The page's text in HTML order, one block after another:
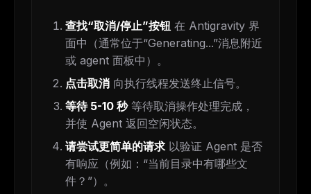
查找“取消/停止”按钮 在 Antigravity 界
面中（通常位于“Generating...”消息附近
或 agent 面板中）。
点击取消 向执行线程发送终止信号。
等待 5-10 秒等待取消操作处理完成，
并使 Agent 返回空闲状态。
请尝试更简单的请求 以验证 Agent 是否
有响应（例如：“当前目录中有哪些文
件？”）。